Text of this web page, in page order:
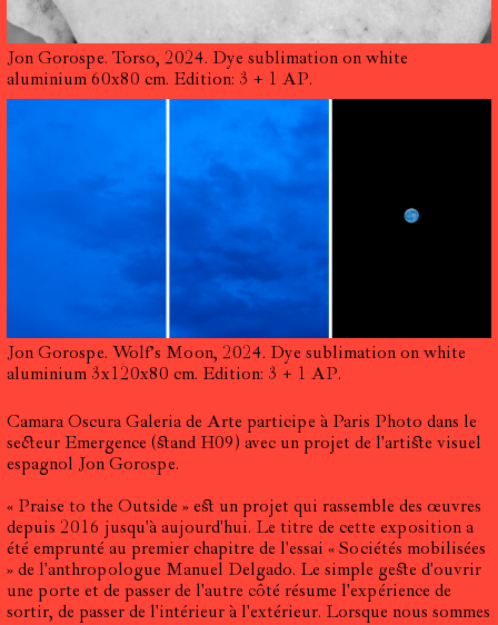
Jon Gorospe. Torso, 2024. Dye sublimation on white
aluminium 60x80 cm. Edition: 3 + 1 AP.
Jon Gorospe. Wolf’s Moon, 2024. Dye sublimation on white
aluminium 3x120x80 cm. Edition: 3 + 1 AP.
Camara Oscura Galeria de Arte participe à Paris Photo dans le
secteur Emergence (stand H09) avec un projet de l'artiste visuel
espagnol Jon Gorospe.
« Praise to the Outside » est un projet qui rassemble des œuvres
depuis 2016 jusqu'à aujourd'hui. Le titre de cette exposition a
été emprunté au premier chapitre de l'essai « Sociétés mobilisées
» de l'anthropologue Manuel Delgado. Le simple geste d'ouvrir
une porte et de passer de l'autre côté résume l'expérience de
sortir, de passer de l'intérieur à l'extérieur. Lorsque nous sommes